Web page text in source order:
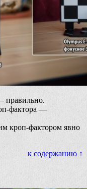
правильно.
фактора —
кроп-фактором явно
к содержанию ↑